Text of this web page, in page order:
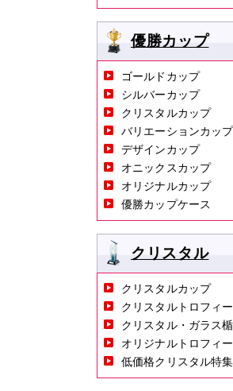
優勝カップ
ゴールドカップ
シルバーカップ
クリスタルカップ
バリエーションカップ
デザインカップ
オニックスカップ
オリジナルカップ
優勝カップケース
クリスタル
クリスタルカップ
クリスタルトロフィー
クリスタル・ガラス楯
オリジナルトロフィー
低価格クリスタル特